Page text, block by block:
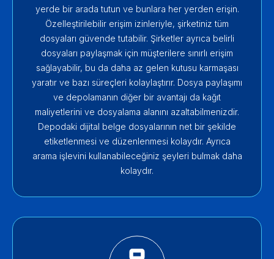
yerde bir arada tutun ve bunlara her yerden erişin.
Özelleştirilebilir erişim izinleriyle, şirketiniz tüm
dosyaları güvende tutabilir. Şirketler ayrıca belirli
dosyaları paylaşmak için müşterilere sınırlı erişim
sağlayabilir, bu da daha az gelen kutusu karmaşası
yaratır ve bazı süreçleri kolaylaştırır. Dosya paylaşımı
ve depolamanın diğer bir avantajı da kağıt
maliyetlerini ve dosyalama alanını azaltabilmenizdir.
Depodaki dijital belge dosyalarının net bir şekilde
etiketlenmesi ve düzenlenmesi kolaydır. Ayrıca
arama işlevini kullanabileceğiniz şeyleri bulmak daha
kolaydır.